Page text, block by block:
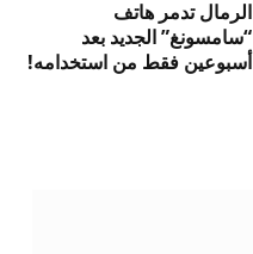
الرمال تدمر هاتف
“سامسونغ” الجديد بعد
أسبوعين فقط من استخدامه!